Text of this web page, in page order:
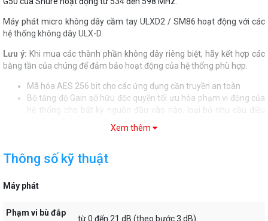
Máy phát micro không dây cầm tay ULXD2 / SM86 hoạt động với các
hệ thống không dây ULX-D.
Lưu ý: Khi mua các thành phần không dây riêng biệt, hãy kết hợp các
băng tần của chúng để đảm bảo hoạt động của hệ thống phù hợp.
Mã hóa AES 256 bit cho các ứng dụng cần truyền an toàn
Bộ tăng độ Gain sở hữu độc quyền tối ưu hóa phạm vi động của
hệ thống cho bất kỳ nguồn đầu vào nào, loại bỏ nhu cầu điều
Bộ pin sạc Lithium-ion Shure SB900 tùy chọn cung cấp hơn 12
bộ nhớ bằng không
Docking kép SBC200)
diện của kênh RF
Xem thêm
Thông số kỹ thuật
Máy phát
Phạm vi bù đắp
từ 0 đến 21 dB (theo bước 3 dB)